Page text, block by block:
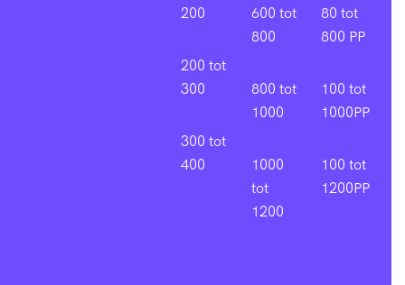
200
200 tot
300
300 tot
400
600 tot
800
800 tot
1000
1000
tot
1200
80 tot
800 PP
100 tot
1000PP
100 tot
1200PP